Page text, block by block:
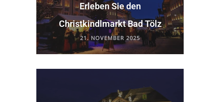
Erleben Sie den
Christkindlmarkt Bad Tölz
21. NOVEMBER 2025